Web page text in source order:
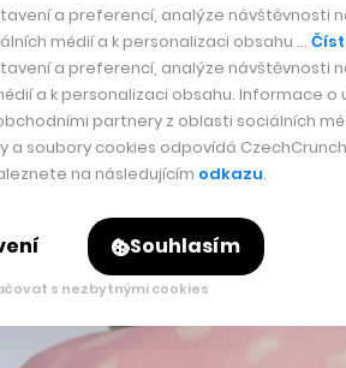
unést nadšením a voláním
jednoduché animované střílečce z
a preferencí, analýze návštěvnosti
médií a k personalizaci obsahu …
a preferencí, analýze návštěvnosti
a k personalizaci obsahu. Informace o
partnery z oblasti sociálních
a soubory cookies odpovídá
na následujícím odkazu.
Souhlasím
s nezbytnými cookies